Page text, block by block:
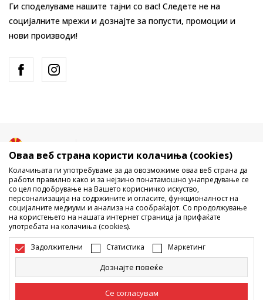
Ги споделуваме нашите тајни со вас! Следете не на
социјалните мрежи и дознајте за попусти, промоции и
нови производи!
Не е дозволено превземање или користење на содржината од
интернет страните на Sport Vision, делумно или целосно a се
однесува на логоа, трговски марки, комерцијални содржини, ниту
истите да се отстапуваат на трети лица, јавно да се објавуваат или да
се користат за било какви цели, без писмена согласност од БДС.МК
ДООЕЛ.
Настојуваме да бидеме што попрецизни во описот на производот,
Оваа веб страна користи колачиња (cookies)
Колачињата ги употребуваме за да овозможиме оваа веб страна да
работи правилно како и за нејзино понатамошно унапредување се
со цел подобрување на Вашето корисничко искуство,
персонализација на содржините и огласите, функционалност на
социјалните медиуми и анализа на сообраќајот. Со продолжување
на користењето на нашата интернет страница ја прифаќате
употребата на колачиња (cookies).
Задолжителни Статистика Маркетинг
Дознајте повеќе
Се согласувам